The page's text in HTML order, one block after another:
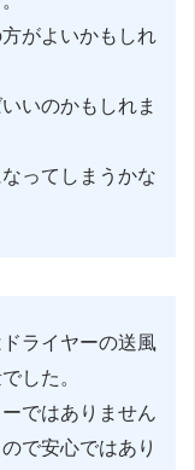
がよいかもしれ
いのかもしれま
ってしまうかな
ライヤーの送風
した。
ではありません
で安心ではあり